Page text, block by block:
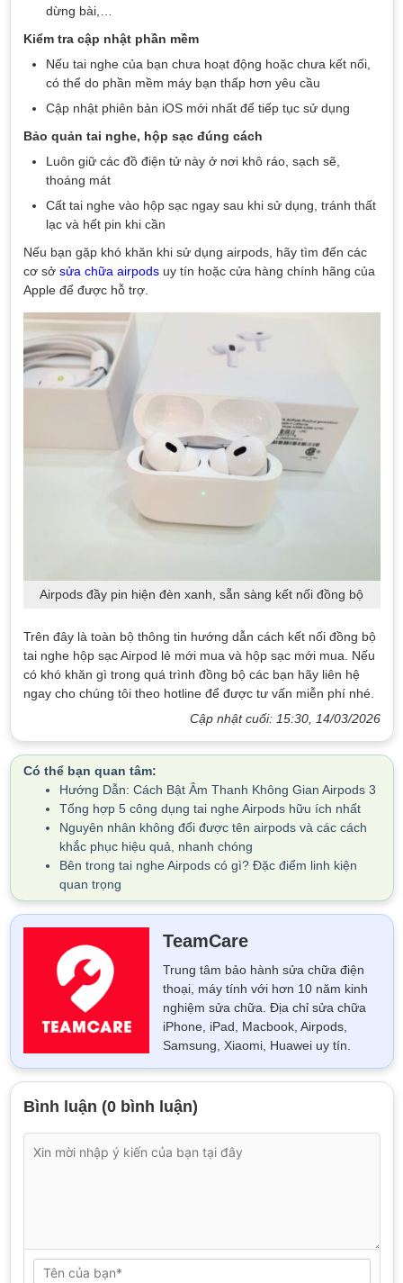
dừng bài,…
Kiểm tra cập nhật phần mềm
Nếu tai nghe của bạn chưa hoạt động hoặc chưa kết nối,
có thể do phần mềm máy bạn thấp hơn yêu cầu
Cập nhật phiên bản iOS mới nhất để tiếp tục sử dụng
Bảo quản tai nghe, hộp sạc đúng cách
Luôn giữ các đồ điện tử này ở nơi khô ráo, sạch sẽ,
thoáng mát
Cất tai nghe vào hộp sạc ngay sau khi sử dụng, tránh thất
lạc và hết pin khi cần
Nếu bạn gặp khó khăn khi sử dụng airpods, hãy tìm đến các
cơ sở sửa chữa airpodsuy tín hoặc cửa hàng chính hãng của
Apple để được hỗ trợ.
Airpods đầy pin hiện đèn xanh, sẵn sàng kết nối đồng bộ
Trên đây là toàn bộ thông tin hướng dẫn cách kết nối đồng bộ
tai nghe hộp sạc Airpod lẻ mới mua và hộp sạc mới mua. Nếu
có khó khăn gì trong quá trình đồng bộ các bạn hãy liên hệ
ngay cho chúng tôi theo hotline để được tư vấn miễn phí nhé.
Cập nhật cuối: 15:30, 14/03/2026
Có thể bạn quan tâm:
Hướng Dẫn: Cách Bật Âm Thanh Không Gian Airpods 3
Tổng hợp 5 công dụng tai nghe Airpods hữu ích nhất
Nguyên nhân không đổi được tên airpods và các cách
khắc phục hiệu quả, nhanh chóng
Bên trong tai nghe Airpods có gì? Đặc điểm linh kiện
quan trọng
TeamCare
Trung tâm bảo hành sửa chữa điện
thoại, máy tính với hơn 10 năm kinh
nghiệm sửa chữa. Địa chỉ sửa chữa
iPhone, iPad, Macbook, Airpods,
Samsung, Xiaomi, Huawei uy tín.
Bình luận (0 bình luận)